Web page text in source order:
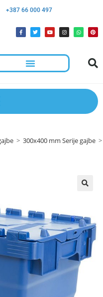
+387 66 000 497
> 300x400 mm Serije gajbe >